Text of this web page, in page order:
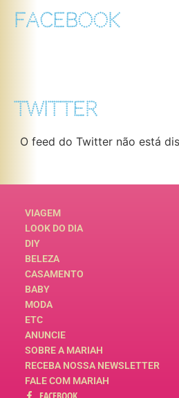
FACEBOOK
TWITTER
O feed do Twitter não está
VIAGEM
LOOK DO DIA
DIY
BELEZA
CASAMENTO
BABY
MODA
ETC
ANUNCIE
SOBRE A MARIAH
RECEBA NOSSA NEWSLETTER
FALE COM MARIAH